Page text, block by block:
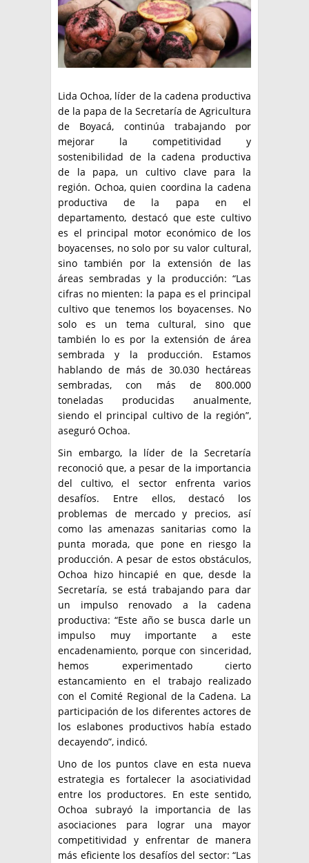
LA PAPA
RESOLUCIONES Y NORMATIVAS
ENLACES
ARGENPAPA
PUBLICIDAD
QUIENES SOMOS
BUSCAR NOTICIAS
Lida Ochoa, líder de la cadena productiva
de la papa de la Secretaría de Agricultura
de Boyacá, continúa trabajando por
mejorar la competitividad y
sostenibilidad de la cadena productiva
de la papa, un cultivo clave para la
región. Ochoa, quien coordina la cadena
productiva de la papa en el
departamento, destacó que este cultivo
es el principal motor económico de los
boyacenses, no solo por su valor cultural,
sino también por la extensión de las
áreas sembradas y la producción: “Las
cifras no mienten: la papa es el principal
cultivo que tenemos los boyacenses. No
solo es un tema cultural, sino que
también lo es por la extensión de área
sembrada y la producción. Estamos
hablando de más de 30.030 hectáreas
sembradas, con más de 800.000
toneladas producidas anualmente,
siendo el principal cultivo de la región”,
aseguró Ochoa.
Sin embargo, la líder de la Secretaría
reconoció que, a pesar de la importancia
del cultivo, el sector enfrenta varios
desafíos. Entre ellos, destacó los
problemas de mercado y precios, así
como las amenazas sanitarias como la
punta morada, que pone en riesgo la
producción. A pesar de estos obstáculos,
Ochoa hizo hincapié en que, desde la
Secretaría, se está trabajando para dar
un impulso renovado a la cadena
productiva: “Este año se busca darle un
impulso muy importante a este
encadenamiento, porque con sinceridad,
hemos experimentado cierto
estancamiento en el trabajo realizado
con el Comité Regional de la Cadena. La
participación de los diferentes actores de
los eslabones productivos había estado
decayendo”, indicó.
Uno de los puntos clave en esta nueva
estrategia es fortalecer la asociatividad
entre los productores. En este sentido,
Ochoa subrayó la importancia de las
asociaciones para lograr una mayor
competitividad y enfrentar de manera
más eficiente los desafíos del sector: “Las